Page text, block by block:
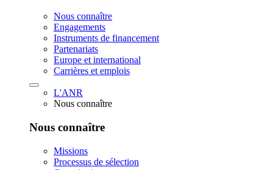
Nous connaître
Engagements
Instruments de financement
Partenariats
Europe et international
Carrières et emplois
L'ANR
Nous connaître
Nous connaître
Missions
Processus de sélection